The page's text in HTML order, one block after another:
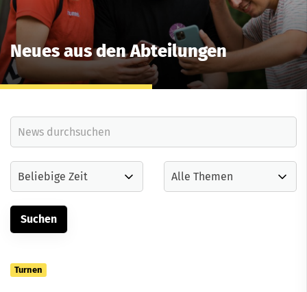
Neues aus den Abteilungen
Turnen